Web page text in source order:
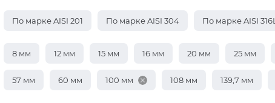
По марке AISI 201 По марке AISI 304 По марке AISI 316L
8 мм 12 мм 15 мм 16 мм 20 мм 25 мм
57 мм 60 мм 100 мм 108 мм 139,7 мм